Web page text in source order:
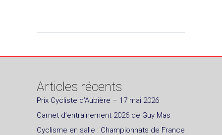
Articles récents
Prix Cycliste d’Aubière – 17 mai 2026
Carnet d’entrainement 2026 de Guy Mas
Cyclisme en salle : Championnats de France